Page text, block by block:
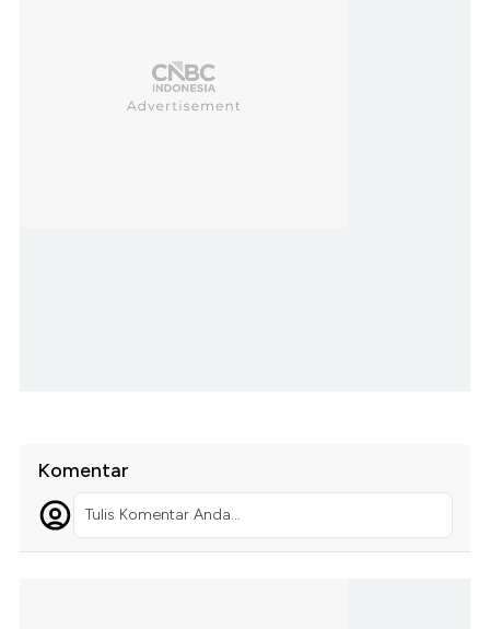
Komentar
Tulis Komentar Anda...